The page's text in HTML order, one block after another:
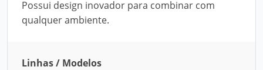
Possui design inovador para combinar com
qualquer ambiente.
Linhas / Modelos